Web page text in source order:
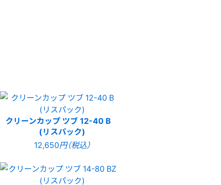
クリーンカップ ツブ 12-40 B
(リスパック)
12,650円（税込）